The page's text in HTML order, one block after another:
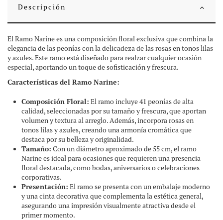
Descripción
El Ramo Narine es una composición floral exclusiva que combina la
elegancia de las peonías con la delicadeza de las rosas en tonos lilas
y azules. Este ramo está diseñado para realzar cualquier ocasión
especial, aportando un toque de sofisticación y frescura.
Características del Ramo Narine:
Composición Floral: El ramo incluye 41 peonías de alta
calidad, seleccionadas por su tamaño y frescura, que aportan
volumen y textura al arreglo. Además, incorpora rosas en
tonos lilas y azules, creando una armonía cromática que
destaca por su belleza y originalidad.
Tamaño: Con un diámetro aproximado de 55 cm, el ramo
Narine es ideal para ocasiones que requieren una presencia
floral destacada, como bodas, aniversarios o celebraciones
corporativas.
Presentación: El ramo se presenta con un embalaje moderno
y una cinta decorativa que complementa la estética general,
asegurando una impresión visualmente atractiva desde el
primer momento.